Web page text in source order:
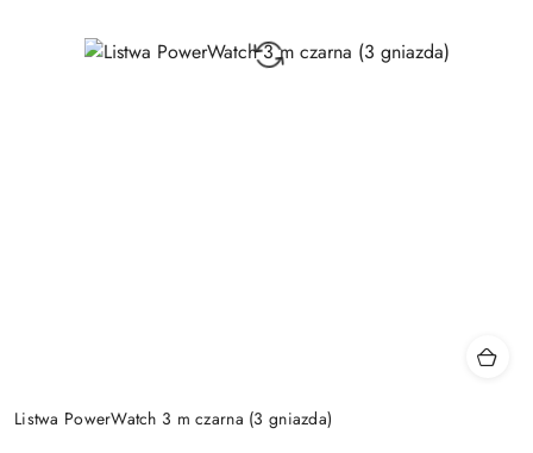
Listwa PowerWatch 3 m czarna (3 gniazda)